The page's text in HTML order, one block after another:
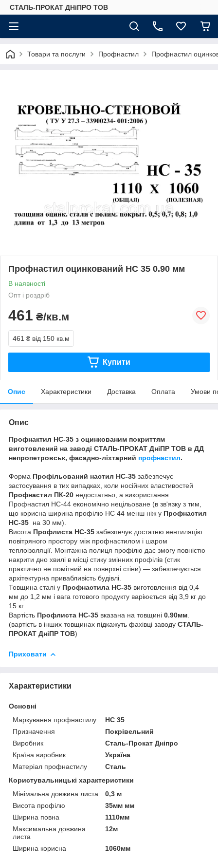
СТАЛЬ-ПРОКАТ ДНіПРО ТОВ
Товари та послуги Профнастил Профнастил
Профнастил оцинкований НС 35 0.90 мм
В наявності
Опт і роздріб
461 ₴/кв.м
461 ₴ від 150 кв.м
Купити
Опис Характеристики Доставка Оплата Умови
Опис
Профнактил НС-35 з оцинкованим покриттям
виготовлений на заводі СТАЛЬ-ПРОКАТ ДніПР ТОВ в ДД
непропетровськ, фасадно-ліхтарний профнастил.
Форма Профільований настил НС-35 забезпечує
застосування в тих випадках, коли носійних властивостей
Профнастил ПК-20 недостатньо, а використання
Профнастил НС-44 економічно нецільоване (в зв'язку з тим,
що корисна ширина профілю НС 44 менш ніж у Профнастил
НС-35 на 30 мм).
Висота Профлиста НС-35 забезпечує достатню вентиляцію
повітряного простору між профнастилом і шаром
теплоізоляції. Монтажна полиця профілю дає змогу повністю
накрити дно хвилі в місці стику змінних профілів (стик
практично не помітний на поверхні стіни) — забезпечується
архітектурна привабливість будівлі.
Товщина сталі у Профнастила НС-35 виготовлення від 0,4
мм до 1,2 мм і вага готового продукту варіюється від 3,9 кг до
15 кг.
Вартість Профлиста НС-35 вказана на товщині 0.90мм
(вартість в інших товщинах підкажуть фахівці заводу СТАЛЬ-
ПРОКАТ ДніПР ТОВ)
Приховати
Характеристики
Основні
Маркування профнастилу
НС 35
Призначення
Покрівельний
Виробник
Сталь-Прокат Дніпро
Країна виробник
Україна
Матеріал профнастилу
Сталь
Користувальницькі характеристики
Мінімальна довжина листа
0,3 м
Висота профілю
35мм мм
Ширина повна
1110мм
Максимальна довжина
листа
12м
Ширина корисна 1060мм